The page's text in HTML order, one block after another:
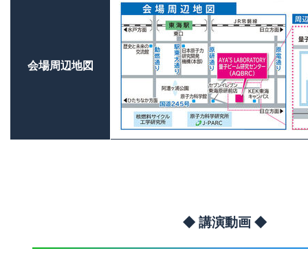
会場周辺地図
◆ 講演動画 ◆